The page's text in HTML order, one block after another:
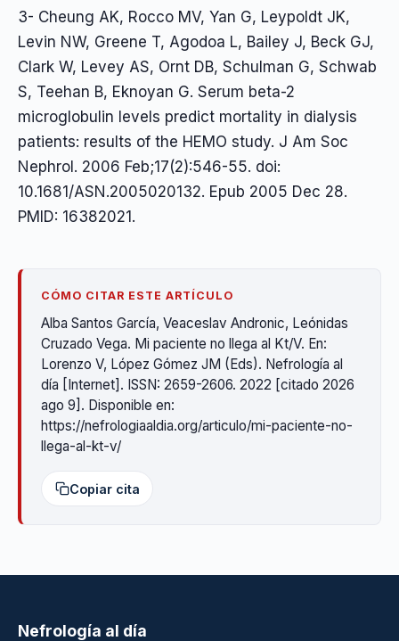
3- Cheung AK, Rocco MV, Yan G, Leypoldt JK,
Levin NW, Greene T, Agodoa L, Bailey J, Beck GJ,
Clark W, Levey AS, Ornt DB, Schulman G, Schwab
S, Teehan B, Eknoyan G. Serum beta-2
microglobulin levels predict mortality in dialysis
patients: results of the HEMO study. J Am Soc
Nephrol. 2006 Feb;17(2):546-55. doi:
10.1681/ASN.2005020132. Epub 2005 Dec 28.
PMID: 16382021.
CÓMO CITAR ESTE ARTÍCULO
Alba Santos García, Veaceslav Andronic, Leónidas
Cruzado Vega. Mi paciente no llega al Kt/V. En:
Lorenzo V, López Gómez JM (Eds). Nefrología al
día [Internet]. ISSN: 2659-2606. 2022 [citado 2026
ago 9]. Disponible en:
https://nefrologiaaldia.org/articulo/mi-paciente-no-
llega-al-kt-v/
Copiar cita
Nefrología al día